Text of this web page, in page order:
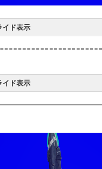
イド表示
イド表示